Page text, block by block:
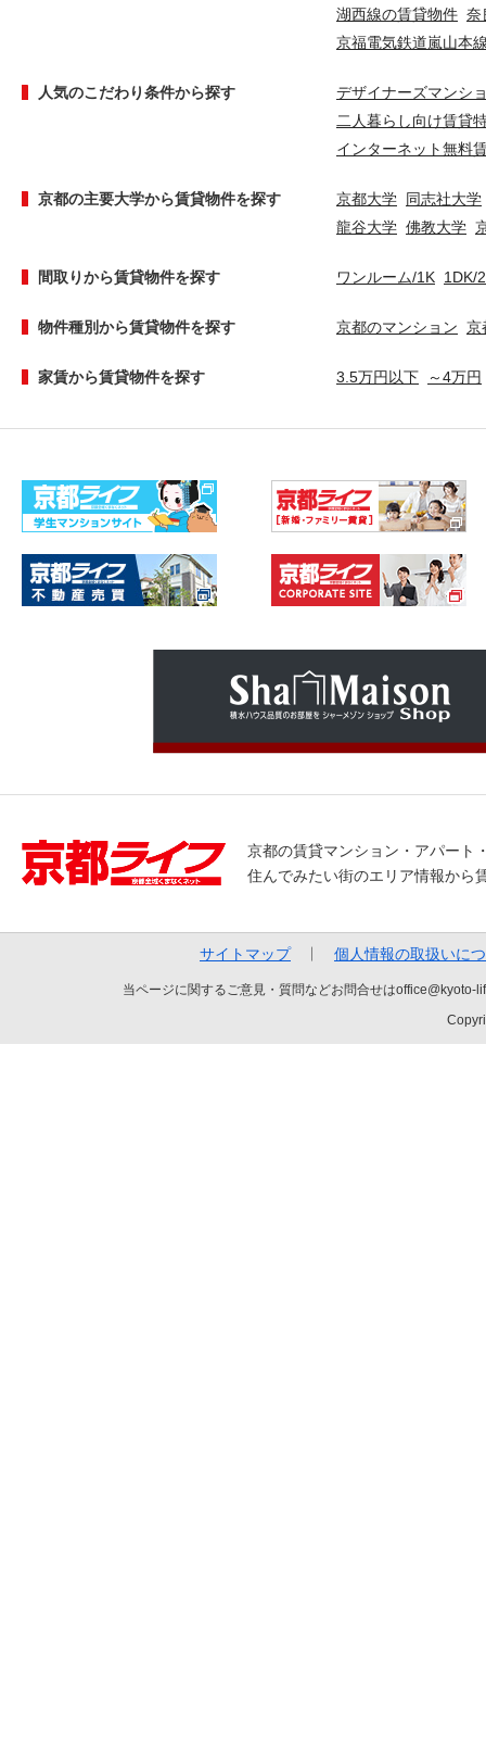
湖西線の賃貸物件 奈
京福電気鉄道嵐山本
人気のこだわり条件から探す
デザイナーズマンシ
二人暮らし向け賃貸
インターネット無料
京都の主要大学から賃貸物件を探す 京都大学 同志社大学
龍谷大学 佛教大学
間取りから賃貸物件を探す ワンルーム/1K 1DK/
物件種別から賃貸物件を探す 京都のマンション 京
家賃から賃貸物件を探す 3.5万円以下 ～4万円
京都の賃貸マンション・アパート
住んでみたい街のエリア情報から
サイトマップ 個人情報の取扱いに
当ページに関するご意見・質問などお問合せは